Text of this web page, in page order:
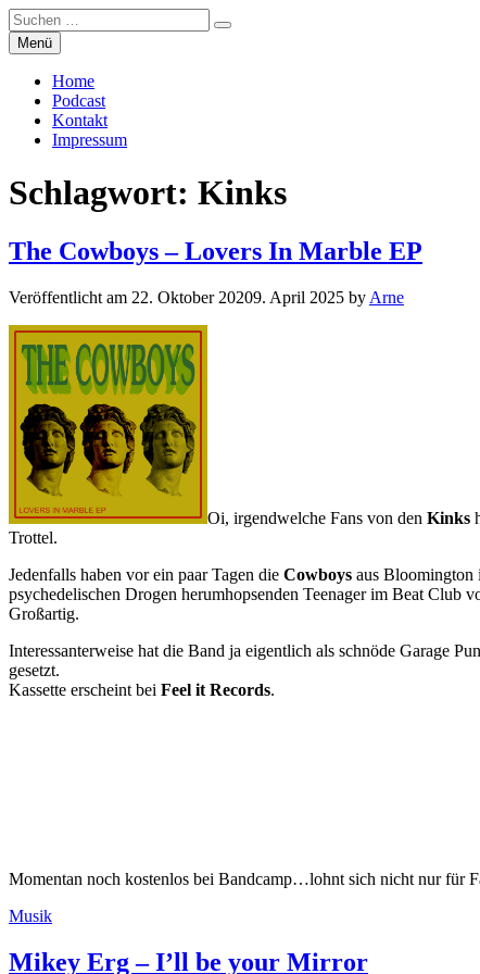
Suchen
nach:
Suchen
Zum
Inhalt
springen
Manierenversagen
Menü
Home
Podcast
Kontakt
Impressum
Schlagwort: Kinks
The Cowboys – Lovers In Marble EP
Veröffentlicht am 22. Oktober 20209. April 2025 by Arne
Oi, irgendwelche Fans von den Kinks
Trottel.
Jedenfalls haben vor ein paar Tagen die Cowboys aus Bloomington
psychedelischen Drogen herumhopsenden Teenager im Beat Club
Großartig.
Interessanterweise hat die Band ja eigentlich als schnöde Garage
gesetzt.
Kassette erscheint bei Feel it Records.
Momentan noch kostenlos bei Bandcamp…lohnt sich nicht nur für
Kategorien
Musik
Mikey Erg – I’ll be your Mirror